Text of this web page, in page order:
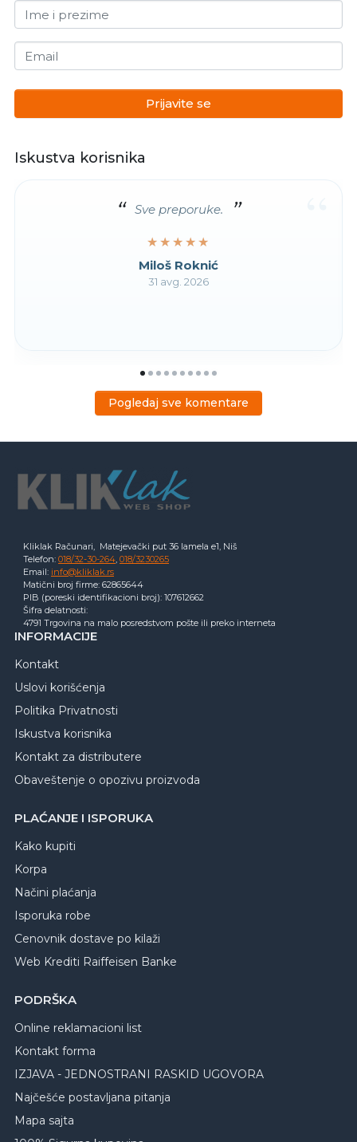
Ime i prezime
Email
Prijavite se
Iskustva korisnika
Sve preporuke.
★★★★★
★★★★★
Miloš Roknić
31 avg. 2026
Pogledaj sve komentare
Kliklak Računari, Matejevački put 36 lamela e1, Niš
Telefon: 018/32-30-264 018/3230265
Email: info@kliklak.rs
Matični broj firme: 62865644
PIB (poreski identifikacioni broj): 107612662
Šifra delatnosti:
4791 Trgovina na malo posredstvom pošte ili preko interneta
INFORMACIJE
Kontakt
Uslovi korišćenja
Politika Privatnosti
Iskustva korisnika
Kontakt za distributere
Obaveštenje o opozivu proizvoda
PLAĆANJE I ISPORUKA
Kako kupiti
Korpa
Načini plaćanja
Isporuka robe
Cenovnik dostave po kilaži
Web Krediti Raiffeisen Banke
PODRŠKA
Online reklamacioni list
Kontakt forma
IZJAVA - JEDNOSTRANI RASKID UGOVORA
Najčešće postavljana pitanja
Mapa sajta